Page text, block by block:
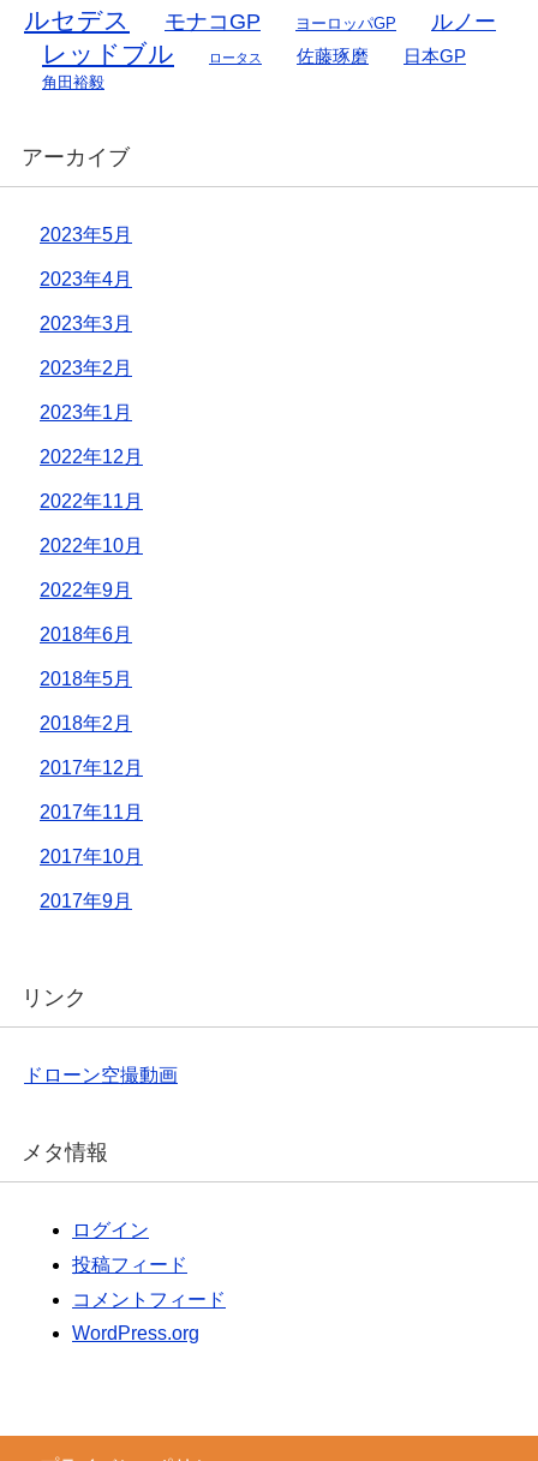
ルセデス
モナコGP ヨーロッパGP ルノー
レッドブル ロータス 佐藤琢磨 日本GP
角田裕毅
アーカイブ
2023年5月
2023年4月
2023年3月
2023年2月
2023年1月
2022年12月
2022年11月
2022年10月
2022年9月
2018年6月
2018年5月
2018年2月
2017年12月
2017年11月
2017年10月
2017年9月
リンク
ドローン空撮動画
メタ情報
ログイン
投稿フィード
コメントフィード
WordPress.org